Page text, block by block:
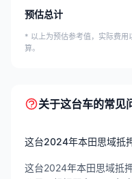
预估总计
* 以上为预估参考值，实际费
算。
关于这台车的常见
这台2024年本田思域抵
这台2024年本田思域抵